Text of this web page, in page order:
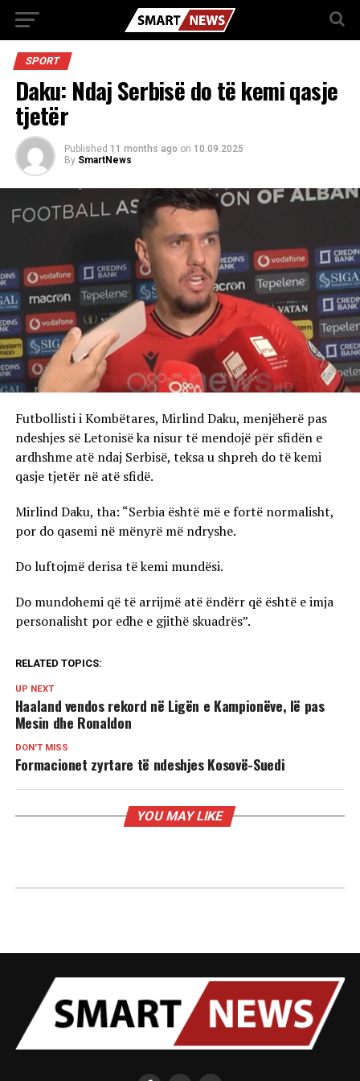
SPORT
Daku: Ndaj Serbisë do të kemi qasje
tjetër
Published 11 months ago on 10.09.2025
By SmartNews
Futbollisti i Kombëtares, Mirlind Daku, menjëherë pas
ndeshjes së Letonisë ka nisur të mendojë për sfidën e
ardhshme atë ndaj Serbisë, teksa u shpreh do të kemi
qasje tjetër në atë sfidë.
Mirlind Daku, tha: “Serbia është më e fortë normalisht,
por do qasemi në mënyrë më ndryshe.
Do luftojmë derisa të kemi mundësi.
Do mundohemi që të arrijmë atë ëndërr që është e imja
personalisht por edhe e gjithë skuadrës”.
RELATED TOPICS:
UP NEXT
Haaland vendos rekord në Ligën e Kampionëve, lë pas
Mesin dhe Ronaldon
DON'T MISS
Formacionet zyrtare të ndeshjes Kosovë-Suedi
YOU MAY LIKE